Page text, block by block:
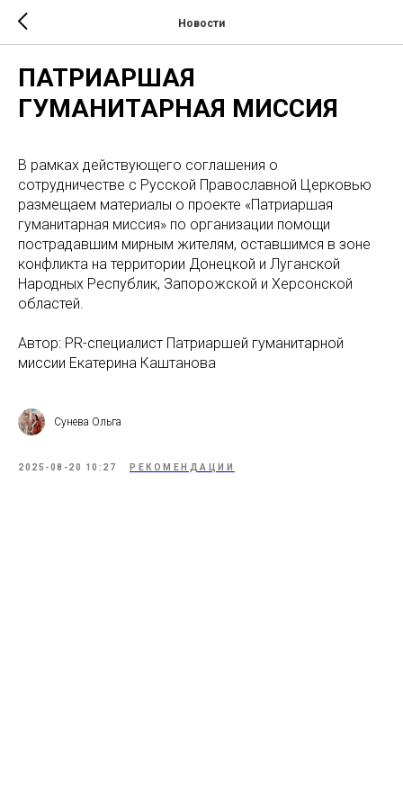
Новости
ПАТРИАРШАЯ
ГУМАНИТАРНАЯ МИССИЯ
В рамках действующего соглашения о
сотрудничестве с Русской Православной Церковью
размещаем материалы о проекте «Патриаршая
гуманитарная миссия» по организации помощи
пострадавшим мирным жителям, оставшимся в зоне
конфликта на территории Донецкой и Луганской
Народных Республик, Запорожской и Херсонской
областей.
Автор: PR-специалист Патриаршей гуманитарной
миссии Екатерина Каштанова
Сунева Ольга
2025-08-20 10:27 РЕКОМЕНДАЦИИ